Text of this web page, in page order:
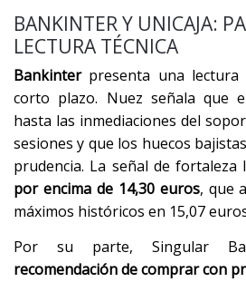
BANKINTER Y UNICAJA:
LECTURA TÉCNICA
Bankinterpresenta una lectura
corto plazo. Nuez señala que
hasta las inmediaciones del
sesiones y que los huecos
prudencia. La señal de fortaleza
por encima de 14,30 euros, que
máximos históricos en 15,07
Por su parte, Singular
recomendación de comprar con